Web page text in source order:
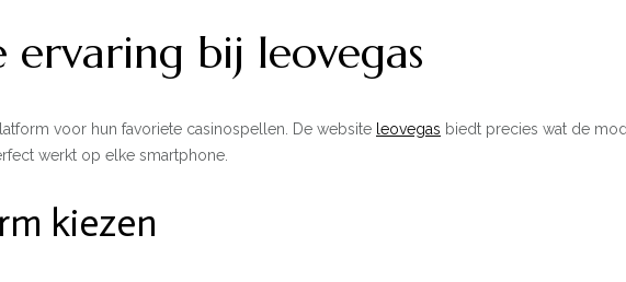
bij leovegas
voor hun favoriete casinospellen. De website leovegas biedt precies wat de
werkt op elke smartphone.
kiezen